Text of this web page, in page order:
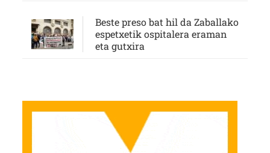
Beste preso bat hil da Zaballako
espetxetik ospitalera eraman
eta gutxira